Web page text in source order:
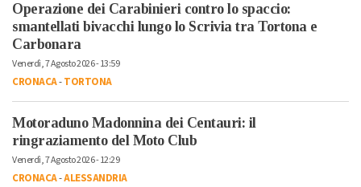
Operazione dei Carabinieri contro lo spaccio:
smantellati bivacchi lungo lo Scrivia tra Tortona e
Carbonara
Venerdì, 7 Agosto 2026 - 13:59
CRONACA-TORTONA
Motoraduno Madonnina dei Centauri: il
ringraziamento del Moto Club
Venerdì, 7 Agosto 2026 - 12:29
CRONACA-ALESSANDRIA